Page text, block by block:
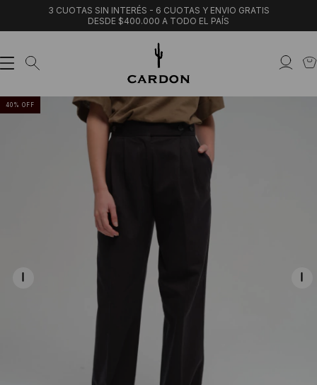
3 CUOTAS SIN INTERÉS - 6 CUOTAS Y ENVIO GRATIS
DESDE $400.000 A TODO EL PAÍS
40 % OFF